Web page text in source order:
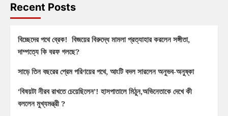
Recent Posts
বিচ্ছেদের পথে ব্রেক! বিজয়ের বিরুদ্ধে মামলা প্রত্যাহার করলেন সঙ্গীতা,
দাম্পত্যে কি বরফ গলছে?
সাড়ে তিন বছরের প্রেম পরিণয়ের পথে, আংটি বদল সারলেন অনুভব-অনুষ্কা
‘বিষয়টা নীরব রাখতে চেয়েছিলেন’! হাসপাতালে মিঠুন,অভিনেতাকে দেখে কী
বললেন মুখ্যমন্ত্রী ?